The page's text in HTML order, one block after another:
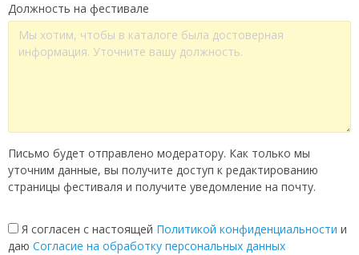
Должность на фестивале
Письмо будет отправлено модератору. Как только мы
уточним данные, вы получите доступ к редактированию
страницы фестиваля и получите уведомление на почту.
Я согласен с настоящей Политикой конфиденциальности и
даю Согласие на обработку персональных данных